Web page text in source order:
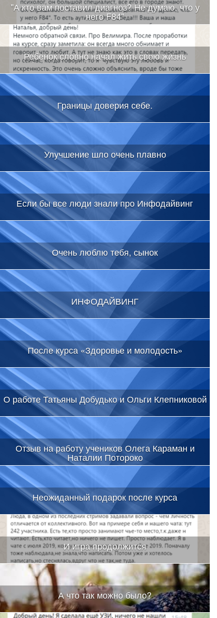
"А кто вам поставил диагноз? Не думаю, что у
него F84"
Ребенок словно начал жить свою жизнь
Границы доверия себе.
Улучшение шло очень плавно
Если бы все люди знали про Инфодайвинг
Очень люблю тебя, сынок
ИНФОДАЙВИНГ
После курса «Здоровье и молодость»
О работе Татьяны Добудько и Ольги Клепниковой
Отзыв на работу учеников Олега Караман и
Наталии Потороко
Неожиданный подарок после курса
И игра продолжится
А что так можно было?